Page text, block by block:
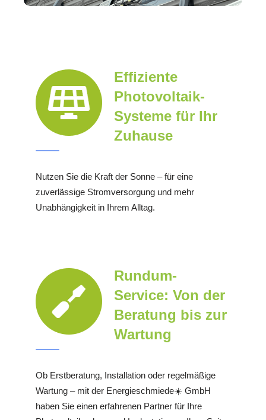
Effiziente
Photovoltaik-
Systeme für Ihr
Zuhause
Nutzen Sie die Kraft der Sonne – für eine
zuverlässige Stromversorgung und mehr
Unabhängigkeit in Ihrem Alltag.
Rundum-
Service: Von der
Beratung bis zur
Wartung
Ob Erstberatung, Installation oder regelmäßige
Wartung – mit der Energieschmiede☀️ GmbH
haben Sie einen erfahrenen Partner für Ihre